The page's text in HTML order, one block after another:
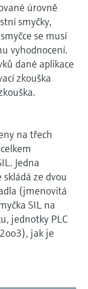
úrovně
smyčky,
se musí
vyhodnocení.
dané aplikace
zkouška
na třech
Jedna
ze dvou
(jmenovitá
SIL na
jednotky PLC
jak je